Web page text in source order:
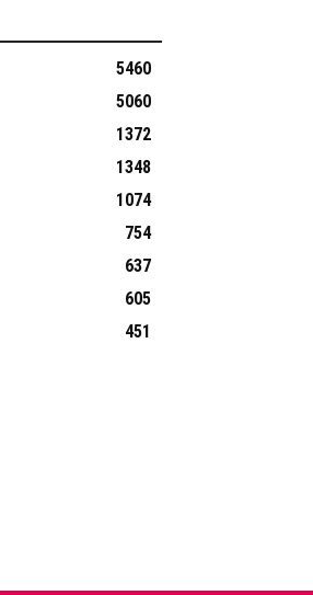
5460
5060
1372
1348
1074
754
637
605
451